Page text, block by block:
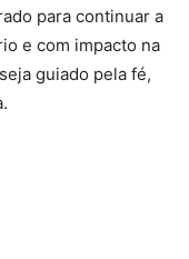
para continuar a
e com impacto na
guiado pela fé,